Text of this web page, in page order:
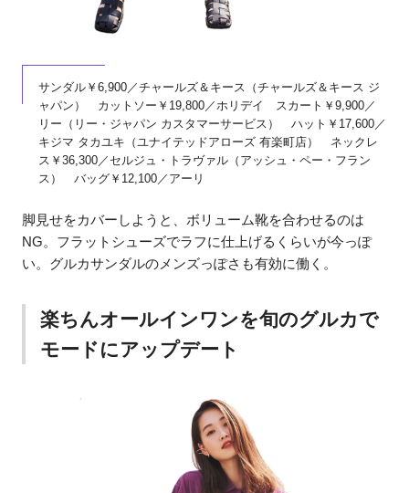
サンダル￥6,900／チャールズ＆キース（チャールズ＆キース ジ
ャパン） カットソー￥19,800／ホリデイ スカート￥9,900／
リー（リー・ジャパン カスタマーサービス） ハット￥17,600／
キジマ タカユキ（ユナイテッドアローズ 有楽町店） ネックレ
ス￥36,300／セルジュ・トラヴァル（アッシュ・ペー・フラン
ス） バッグ￥12,100／アーリ
脚見せをカバーしようと、ボリューム靴を合わせるのは
NG。フラットシューズでラフに仕上げるくらいが今っぽ
い。グルカサンダルのメンズっぽさも有効に働く。
楽ちんオールインワンを旬のグルカで
モードにアップデート